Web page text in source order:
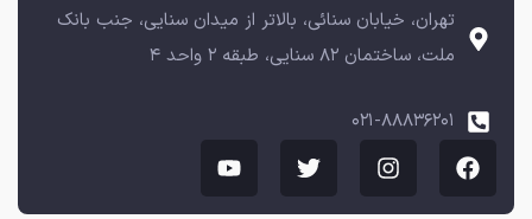
تهران، خیابان سنائی، بالاتر از میدان سنایی، جنب بانک
ملت، ساختمان ۸۲ سنایی، طبقه ۲ واحد ۴
۰۲۱-۸۸۸۳۶۲۰۱